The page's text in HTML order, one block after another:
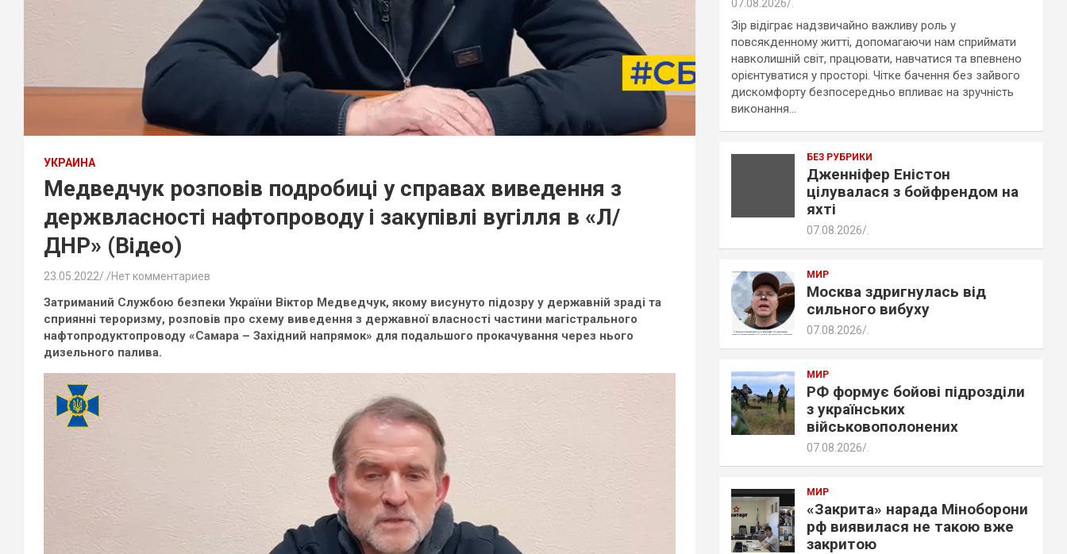
УКРАИНА
Медведчук розповів подробиці у справах виведення з
держвласності нафтопроводу і закупівлі вугілля в «Л/
ДНР» (Відео)
23.05.2022 Нет комментариев
Затриманий Службою безпеки України Віктор Медведчук, якому висунуто підозру у державній зраді та
сприянні тероризму, розповів про схему виведення з державної власності частини магістрального
нафтопродуктопроводу «Самара – Західний напрямок» для подальшого прокачування через нього
дизельного палива.
07.08.2026
Зір відіграє надзвичайно важливу роль у
повсякденному житті, допомагаючи нам сприймати
навколишній світ, працювати, навчатися та впевнено
орієнтуватися у просторі. Чітке бачення без зайвого
дискомфорту безпосередньо впливає на зручність
виконання…
БЕЗ РУБРИКИ
Дженніфер Еністон
цілувалася з бойфрендом на
яхті
07.08.2026
МИР
Москва здригнулась від
сильного вибуху
07.08.2026
МИР
РФ формує бойові підрозділи
з українських
військовополонених
07.08.2026
МИР
«Закрита» нарада Міноборони
рф виявилася не такою вже
закритою